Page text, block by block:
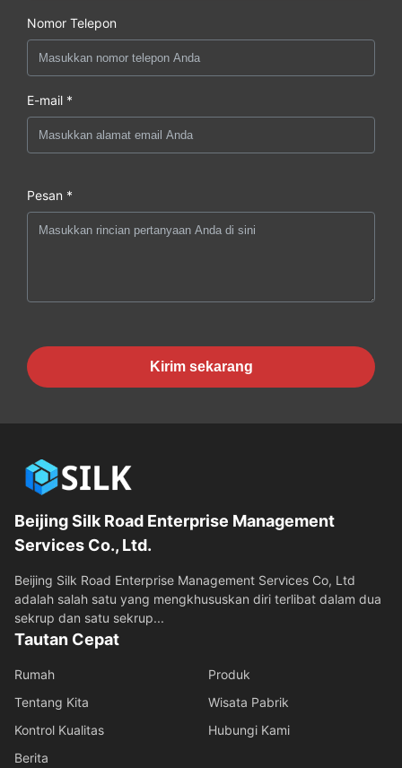
Nomor Telepon
E-mail *
Pesan *
Kirim sekarang
Beijing Silk Road Enterprise Management
Services Co., Ltd.
Beijing Silk Road Enterprise Management Services Co, Ltd
adalah salah satu yang mengkhususkan diri terlibat dalam dua
sekrup dan satu sekrup...
Tautan Cepat
Rumah
Produk
Tentang Kita
Wisata Pabrik
Kontrol Kualitas
Hubungi Kami
Berita